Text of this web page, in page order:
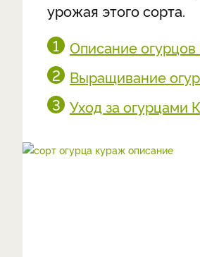
урожая этого сорта.
Описание
Выращивание
Уход за огурцами